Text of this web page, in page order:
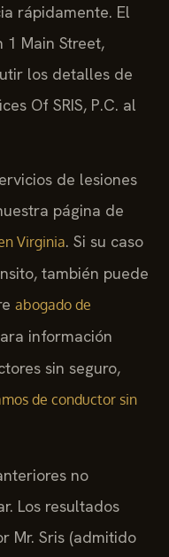
rápidamente. El
Main Street,
los detalles de
Of SRIS, P.C. al
de lesiones
página de
Virginia. Si su caso
también puede
abogado de
información
sin seguro,
de conductor sin
no
Los resultados
Mr. Sris (admitido